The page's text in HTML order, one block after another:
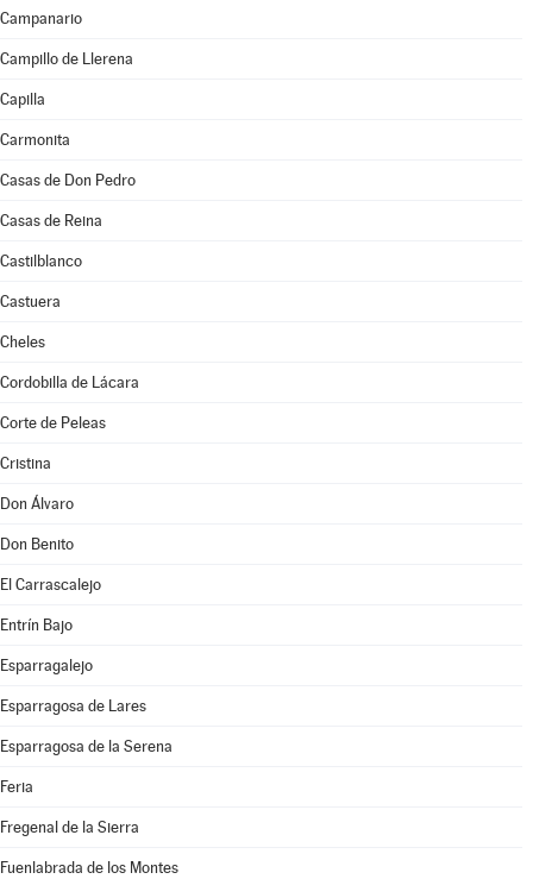
Campanario
Campillo de Llerena
Capilla
Carmonita
Casas de Don Pedro
Casas de Reina
Castilblanco
Castuera
Cheles
Cordobilla de Lácara
Corte de Peleas
Cristina
Don Álvaro
Don Benito
El Carrascalejo
Entrín Bajo
Esparragalejo
Esparragosa de Lares
Esparragosa de la Serena
Feria
Fregenal de la Sierra
Fuenlabrada de los Montes